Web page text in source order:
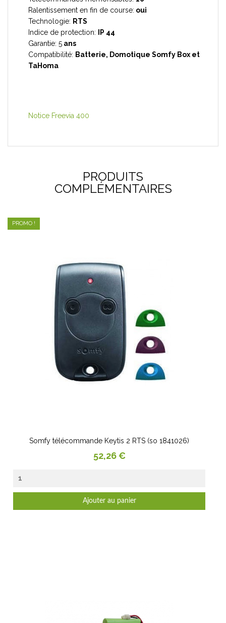
Ralentissement en fin de course: oui
Technologie: RTS
Indice de protection: IP 44
Garantie: 5 ans
Compatibilité: Batterie, Domotique Somfy Box et
TaHoma
Notice Freevia 400
PRODUITS
COMPLÉMENTAIRES
Somfy télécommande Keytis 2 RTS (so 1841026)
Prix
52,26 €
Ajouter au panier
PROMO !